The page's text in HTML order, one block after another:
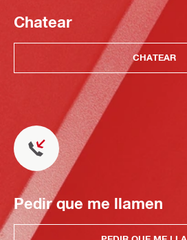
Chatear
CHATEAR
Pedir que me llamen